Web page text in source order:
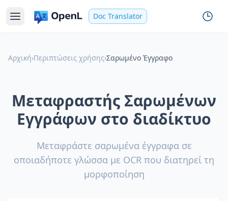
Doc Translator
Αρχική›Περιπτώσεις χρήσης›Σαρωμένο Έγγραφο
Μεταφραστής Σαρωμένων
Εγγράφων στο διαδίκτυο
Μεταφράστε σαρωμένα έγγραφα σε
οποιαδήποτε γλώσσα με OCR που διατηρεί τη
μορφοποίηση